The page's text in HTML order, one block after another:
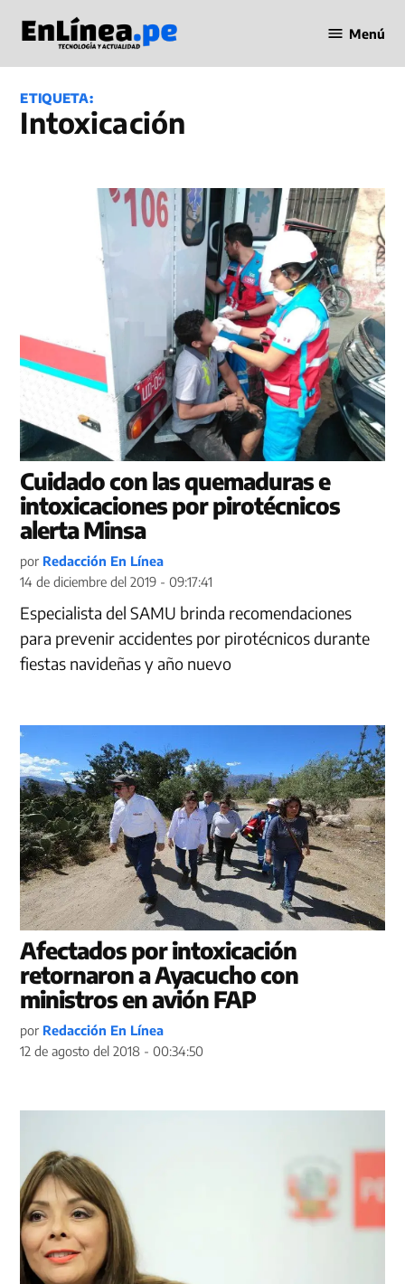
contenido
en Línea
Menú
ETIQUETA:
intoxicación
Cuidado con las quemaduras e
intoxicaciones por pirotécnicos
alerta Minsa
por Redacción En Línea
14 de diciembre del 2019 - 09:17:41
Especialista del SAMU brinda recomendaciones
para prevenir accidentes por pirotécnicos durante
fiestas navideñas y año nuevo
Afectados por intoxicación
retornaron a Ayacucho con
ministros en avión FAP
por Redacción En Línea
12 de agosto del 2018 - 00:34:50